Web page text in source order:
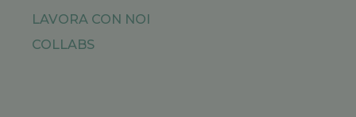
LAVORA CON NOI
COLLABS